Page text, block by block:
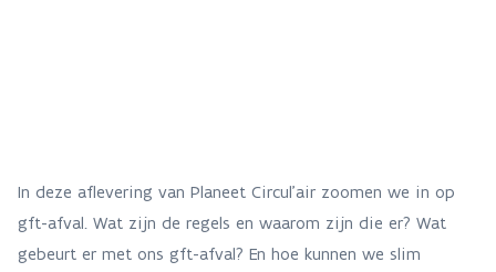
In deze aflevering van Planeet Circul’air zoomen we in op
gft-afval. Wat zijn de regels en waarom zijn die er? Wat
gebeurt er met ons gft-afval? En hoe kunnen we slim